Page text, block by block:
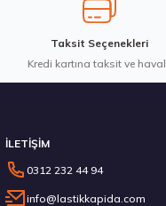
Taksit Seçenekleri
Kredi kartına taksit ve
İLETİŞİM
0312 232 44 94
info@lastikkapida.com